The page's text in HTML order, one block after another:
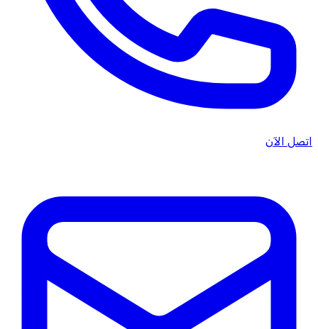
اتصل الآن